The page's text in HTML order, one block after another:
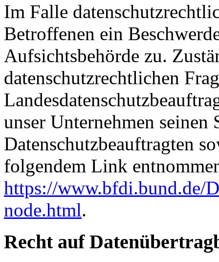
Im Falle
Betroffenen ein
Aufsichtsbehörde zu.
datenschutzrechtlichen
unser Unternehmen
Datenschutzbeauftragten
folgendem Link
https://www.bfdi.bund.de/
node.html.
Recht auf